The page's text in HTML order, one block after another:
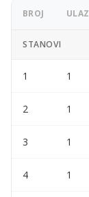
BROJ ULAZ
STANOVI
1 1
2 1
3 1
4 1